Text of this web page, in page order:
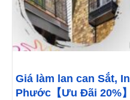
Giá làm lan can Sắt,
Phước【Ưu Đãi 20%】